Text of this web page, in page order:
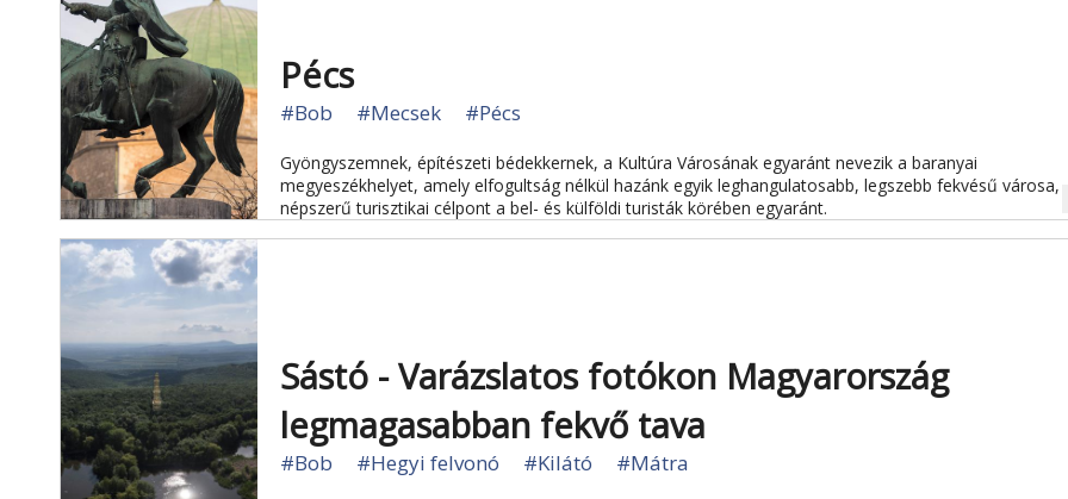
Pécs
#Bob #Mecsek #Pécs
Gyöngyszemnek, építészeti bédekkernek, a Kultúra Városának egyaránt nevezik a baranyai
megyeszékhelyet, amely elfogultság nélkül hazánk egyik leghangulatosabb, legszebb fekvésű városa,
népszerű turisztikai célpont a bel- és külföldi turisták körében egyaránt.
Sástó - Varázslatos fotókon Magyarország
legmagasabban fekvő tava
#Bob #Hegyi felvonó #Kilátó #Mátra